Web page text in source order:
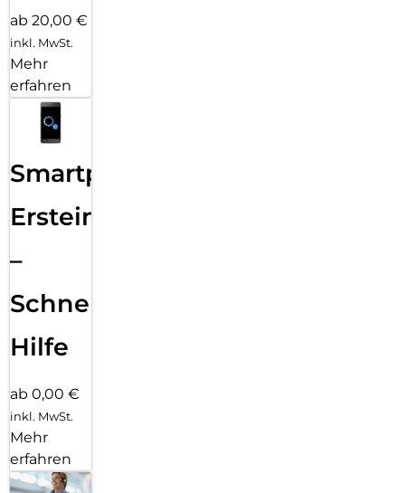
ab 20,00 €
inkl. MwSt.
Mehr
erfahren
Smartphone
Ersteinrichtung
–
Schnelle
Hilfe
ab 0,00 €
inkl. MwSt.
Mehr
erfahren